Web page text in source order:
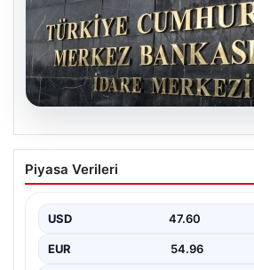
Merkez Bankası faiz kararı
Ekonomistlerin nisan ayı
Piyasa Verileri
USD 47.60
EUR 54.96